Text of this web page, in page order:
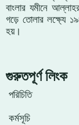
বাংলার যমীনে
গড়ে তোলার লক্ষ্যে
হয়।
গুরুতপূর্ণ লিংক
পরিচিতি
কর্মসূচি